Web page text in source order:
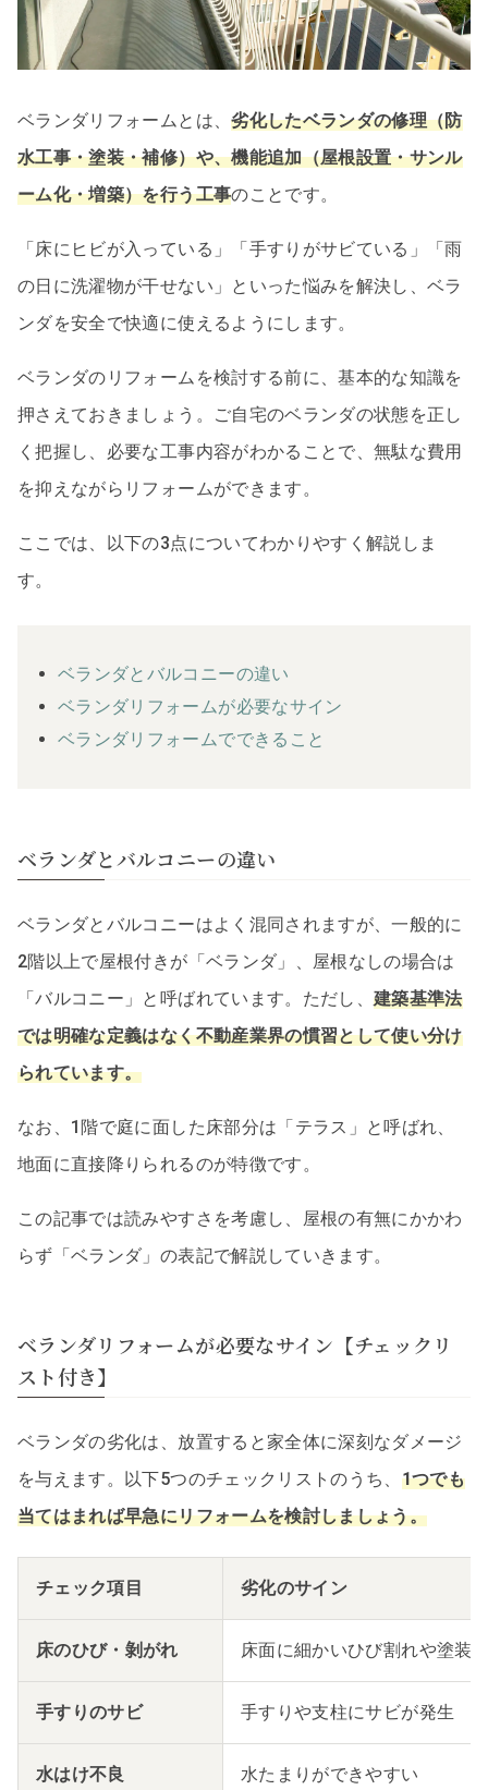
ベランダリフォームとは、劣化したベランダの修理（防
水工事・塗装・補修）や、機能追加（屋根設置・サンル
ーム化・増築）を行う工事のことです。
「床にヒビが入っている」「手すりがサビている」「雨
の日に洗濯物が干せない」といった悩みを解決し、ベラ
ンダを安全で快適に使えるようにします。
ベランダのリフォームを検討する前に、基本的な知識を
押さえておきましょう。ご自宅のベランダの状態を正し
く把握し、必要な工事内容がわかることで、無駄な費用
を抑えながらリフォームができます。
ここでは、以下の3点についてわかりやすく解説しま
す。
ベランダとバルコニーの違い
ベランダリフォームが必要なサイン
ベランダリフォームでできること
ベランダとバルコニーの違い
ベランダとバルコニーはよく混同されますが、一般的に
2階以上で屋根付きが「ベランダ」、屋根なしの場合は
「バルコニー」と呼ばれています。ただし、 建築基準法
では明確な定義はなく不動産業界の慣習として使い分け
られています。
なお、1階で庭に面した床部分は「テラス」と呼ばれ、
地面に直接降りられるのが特徴です。
この記事では読みやすさを考慮し、屋根の有無にかかわ
らず「ベランダ」の表記で解説していきます。
ベランダリフォームが必要なサイン【チェックリ
スト付き】
ベランダの劣化は、放置すると家全体に深刻なダメージ
を与えます。以下5つのチェックリストのうち、 1つでも
当てはまれば早急にリフォームを検討しましょう。
チェック項目 劣化のサイン
床のひび・剝がれ 床面に細かいひび割れや塗装
手すりのサビ 手すりや支柱にサビが発生
水はけ不良 水たまりができやすい